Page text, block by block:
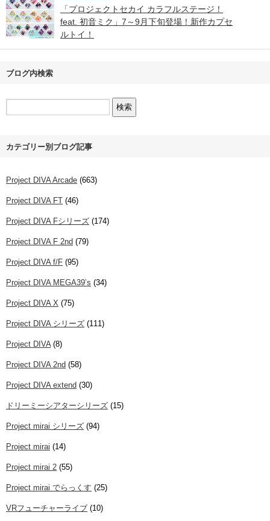
「プロジェクトセカイ カラフルステージ！
feat. 初音ミク」7～9月下旬登場！新作カプセ
ルトイ！
ブログ内検索
カテゴリー別ブログ記事
Project DIVA Arcade (663)
Project DIVA FT (46)
Project DIVA Fシリーズ (174)
Project DIVA F 2nd (79)
Project DIVA f/F (95)
Project DIVA MEGA39’s (34)
Project DIVA X (75)
Project DIVA シリーズ (111)
Project DIVA(8)
Project DIVA 2nd (58)
Project DIVA extend (30)
ドリーミーシアターシリーズ (15)
Project mirai シリーズ (94)
Project mirai (14)
Project mirai 2 (55)
Project mirai でらっくす (25)
VRフューチャーライブ (10)